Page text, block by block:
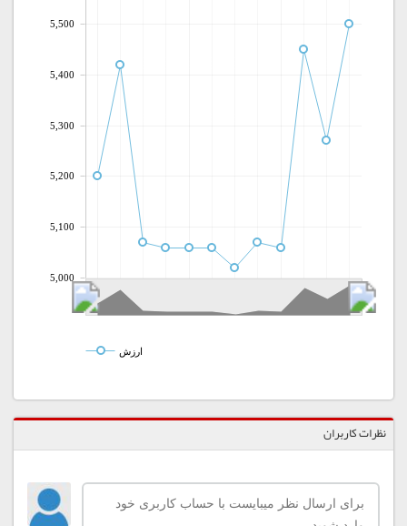
5,000
5,100
5,200
5,300
5,400
5,500
ارزش
نظرات کاربران